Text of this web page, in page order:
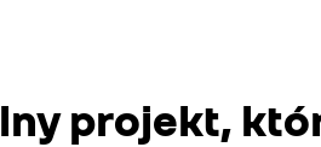
projekt,